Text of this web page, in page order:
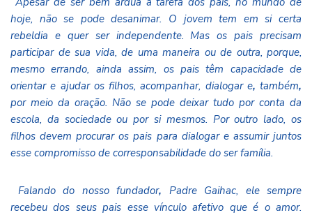
hoje, não se pode desanimar. O jovem tem em si certa
rebeldia e quer ser independente. Mas os pais precisam
participar de sua vida, de uma maneira ou de outra, porque,
mesmo errando, ainda assim, os pais têm capacidade de
orientar e ajudar os filhos, acompanhar, dialogar e, também,
por meio da oração. Não se pode deixar tudo por conta da
escola, da sociedade ou por si mesmos. Por outro lado, os
filhos devem procurar os pais para dialogar e assumir juntos
esse compromisso de corresponsabilidade do ser família.
Falando do nosso fundador, Padre Gaihac, ele sempre
recebeu dos seus pais esse vínculo afetivo que é o amor.